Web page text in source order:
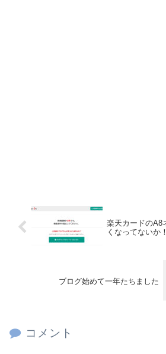
楽天カードのA8
くなってないか
ブログ始めて一年たちました
コメント